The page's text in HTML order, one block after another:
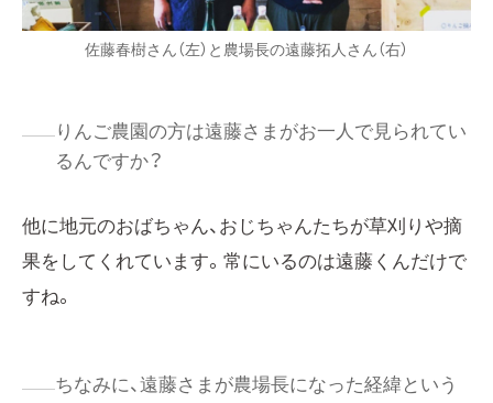
佐藤春樹さん（左）と農場長の遠藤拓人さん（右）
りんご農園の方は遠藤さまがお一人で見られてい
るんですか？
他に地元のおばちゃん、おじちゃんたちが草刈りや摘
果をしてくれています。常にいるのは遠藤くんだけで
すね。
ちなみに、遠藤さまが農場長になった経緯という